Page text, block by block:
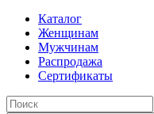
Каталог
Женщинам
Мужчинам
Распродажа
Сертификаты